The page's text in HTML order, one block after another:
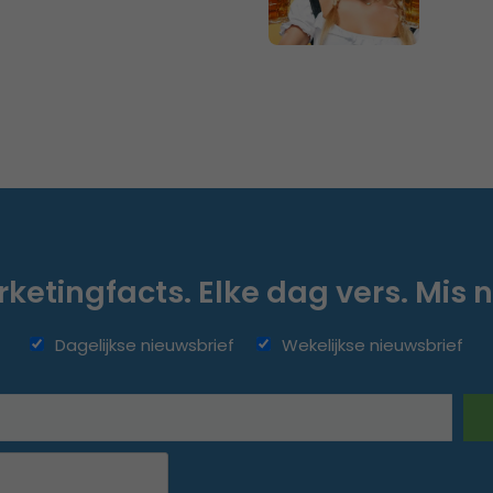
Elke dag vers. Mis
Dagelijkse nieuwsbrief Wekelijkse nieuwsbrief